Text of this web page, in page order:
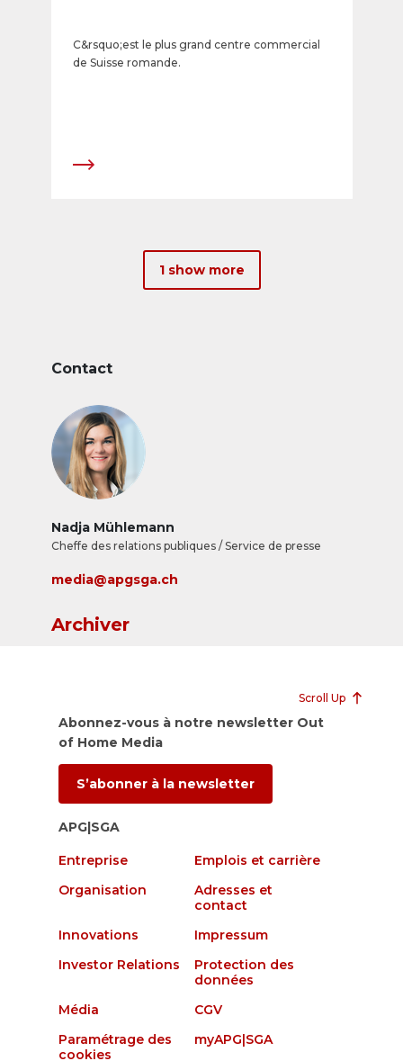
C&rsquo;est le plus grand centre commercial
de Suisse romande.
1 show more
Contact
Nadja Mühlemann
Cheffe des relations publiques / Service de presse
media@apgsga.ch
Archiver
Scroll Up
Abonnez-vous à notre newsletter Out
of Home Media
S’abonner à la newsletter
APG|SGA
Entreprise
Emplois et carrière
Organisation
Adresses et
contact
Innovations
Impressum
Investor Relations
Protection des
données
Média
CGV
Paramétrage des
cookies
myAPG|SGA